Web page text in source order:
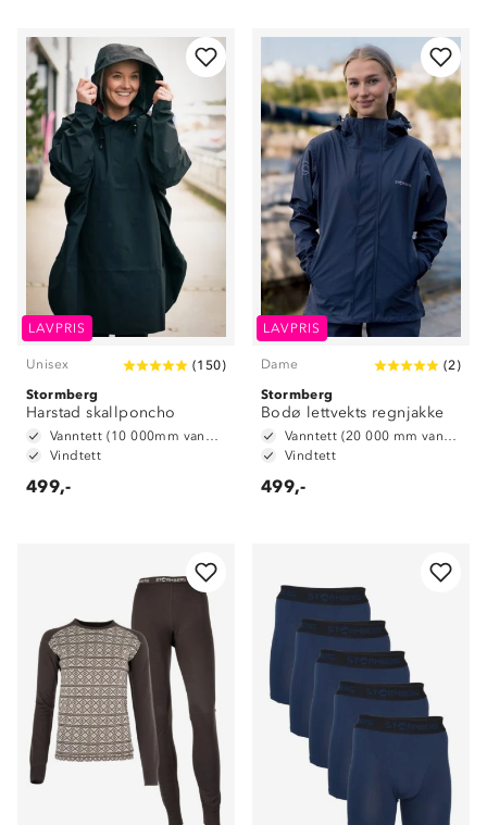
LAVPRIS
Unisex (150)
Stormberg
Harstad skallponcho
Vanntett (10 000mm vannsøyle)
Vindtett
499,-
LAVPRIS
Dame (2)
Stormberg
Bodø lettvekts regnjakke
Vanntett (20 000 mm vannsøyle)
Vindtett
499,-